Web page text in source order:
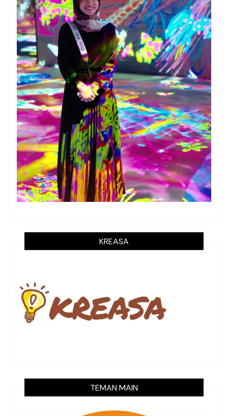
KREASA
TEMAN MAIN